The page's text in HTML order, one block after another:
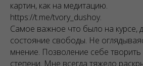
картин, как на медитацию.
https://t.me/tvory_dushoy.
Самое важное что было на курсе,
состояние свободы. Не
мнение. Позволение себе
степени. Мне всегда тяжело